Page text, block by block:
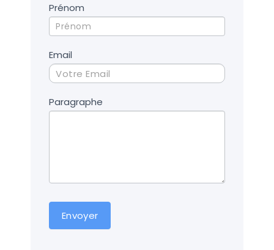
Contact
UD
Prénom
Email
Paragraphe
Envoyer